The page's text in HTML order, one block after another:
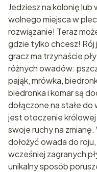
Jedziesz na kolonię lub
wolnego miejsca w
rozwiązanie! Teraz
gdzie tylko chcesz!
gracz ma trzynaście
różnych owadów:
pająk, mrówka,
biedronka i komar są
dołączone na stałe
jest otoczenie
swoje ruchy na
dołożyć owada do
wcześniej zagranych
unikalny sposób